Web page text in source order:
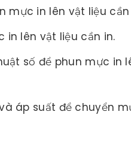
mực in lên vật liệu cần
in lên vật liệu cần in.
số để phun mực in
áp suất để chuyển